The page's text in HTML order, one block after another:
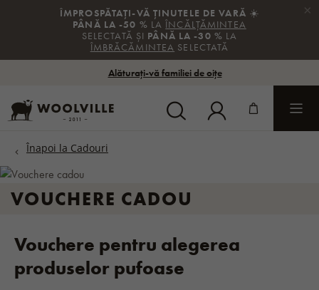
ÎMPROSPĂTAȚI-VĂ ȚINUTELE DE VARĂ ☀️
PÂNĂ LA -50 % LAÎNCĂLȚĂMINTEA
SELECTATĂ ȘI PÂNĂ LA -30 % LA
ÎMBRĂCĂMINTEA SELECTATĂ
×
Alăturați-vă familiei de oițe
VOUCHERE CADOU
Vouchere pentru alegerea
produselor pufoase
ÎNAPOI
Totul din categorie Seniori / Bunici
CADOURI PENTRU BUNICA
CADOURI PENTRU BUNICUL